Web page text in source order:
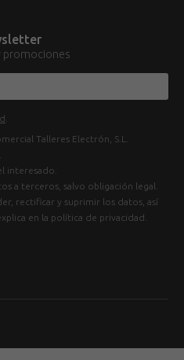
promociones
Talleres Electrón, S.L.
interesado.
a terceros, salvo obligación legal.
rectificar y suprimir los datos, así
en la política de privacidad.